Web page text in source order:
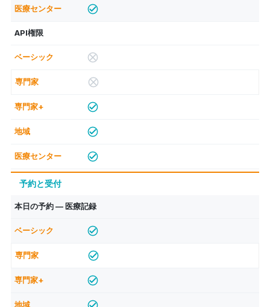
API権限
予約と受付
本日の予約 — 医療記録